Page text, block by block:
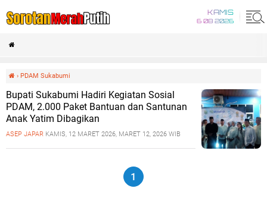
KAMIS
6 08 2026
› PDAM Sukabumi
Bupati Sukabumi Hadiri Kegiatan Sosial
PDAM, 2.000 Paket Bantuan dan Santunan
Anak Yatim Dibagikan
ASEP JAPAR KAMIS, 12 MARET 2026, MARET 12, 2026 WIB
1